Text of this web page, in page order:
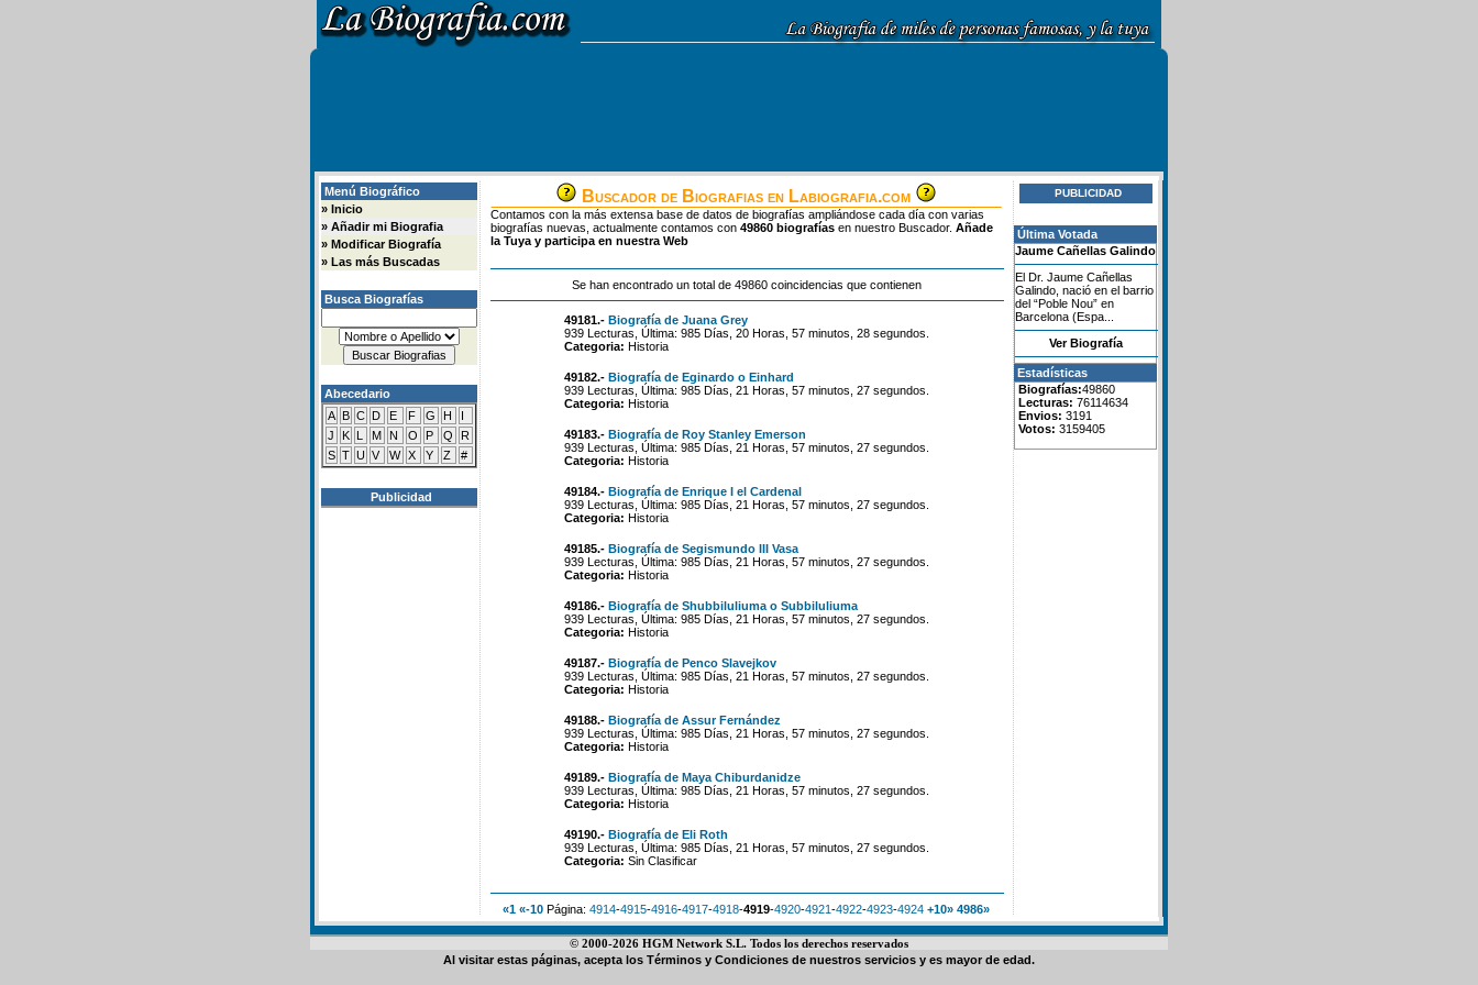
Menú Biográfico
» Inicio
» Añadir mi Biografia
» Modificar Biografía
» Las más Buscadas
Busca Biografías
Abecedario
A B C D E F G H
I
J
K L M N O P Q
R
S T U V W X Y Z #
Publicidad
Buscador de Biografias en Labiografia.com
Contamos con la más extensa base de datos de biografías ampliándose cada día con varias
biografías nuevas, actualmente contamos con 49860 biografías en nuestro Buscador. Añade
la Tuya y participa en nuestra Web
Se han encontrado un total de 49860 coincidencias que contienen
49181.- Biografía de Juana Grey
939 Lecturas, Última: 985 Días, 20 Horas, 57 minutos, 28 segundos.
Categoria: Historia
49182.- Biografía de Eginardo o Einhard
939 Lecturas, Última: 985 Días, 21 Horas, 57 minutos, 27 segundos.
Categoria: Historia
49183.- Biografía de Roy Stanley Emerson
939 Lecturas, Última: 985 Días, 21 Horas, 57 minutos, 27 segundos.
Categoria: Historia
49184.- Biografía de Enrique I el Cardenal
939 Lecturas, Última: 985 Días, 21 Horas, 57 minutos, 27 segundos.
Categoria: Historia
49185.- Biografía de Segismundo III Vasa
939 Lecturas, Última: 985 Días, 21 Horas, 57 minutos, 27 segundos.
Categoria: Historia
49186.- Biografía de Shubbiluliuma o Subbiluliuma
939 Lecturas, Última: 985 Días, 21 Horas, 57 minutos, 27 segundos.
Categoria: Historia
49187.- Biografía de Penco Slavejkov
939 Lecturas, Última: 985 Días, 21 Horas, 57 minutos, 27 segundos.
Categoria: Historia
49188.- Biografía de Assur Fernández
939 Lecturas, Última: 985 Días, 21 Horas, 57 minutos, 27 segundos.
Categoria: Historia
49189.- Biografía de Maya Chiburdanidze
939 Lecturas, Última: 985 Días, 21 Horas, 57 minutos, 27 segundos.
Categoria: Historia
49190.- Biografía de Eli Roth
939 Lecturas, Última: 985 Días, 21 Horas, 57 minutos, 27 segundos.
Categoria: Sin Clasificar
«1 «-10 Página: 4914-4915-4916-4917-4918-4919-4920-4921-4922-4923-4924 +10» 4986»
PUBLICIDAD
Última Votada
Jaume Cañellas Galindo
El Dr. Jaume Cañellas
Galindo, nació en el barrio
del “Poble Nou” en
Barcelona (Espa...
Ver Biografía
Estadísticas
Biografías:49860
Lecturas: 76114634
Envios: 3191
Votos: 3159405
© 2000-2026 HGM Network S.L. Todos los derechos reservados
Al visitar estas páginas, acepta los Términos y Condiciones de nuestros servicios y es mayor de edad.